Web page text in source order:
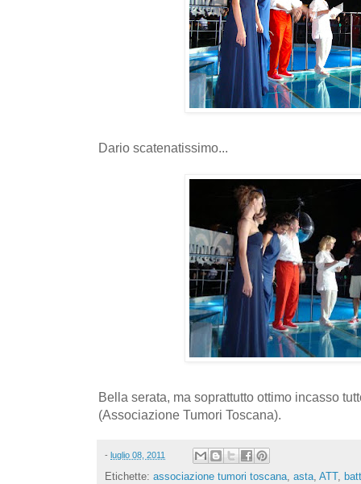
Dario scatenatissimo...
Bella serata, ma soprattutto ottimo incasso
(Associazione Tumori Toscana).
- luglio 08, 2011
Etichette: associazione tumori toscana, asta, ATT,